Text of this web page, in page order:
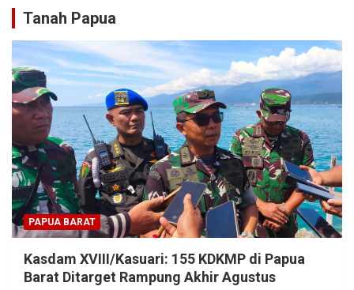
Tanah Papua
PAPUA BARAT
Kasdam XVIII/Kasuari: 155 KDKMP di Papua
Barat Ditarget Rampung Akhir Agustus